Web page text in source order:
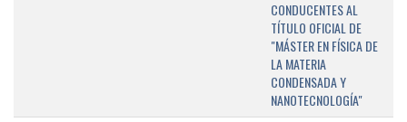
CONDUCENTES AL
TÍTULO OFICIAL DE
"MÁSTER EN FÍSICA DE
LA MATERIA
CONDENSADA Y
NANOTECNOLOGÍA"